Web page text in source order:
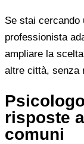
Se stai cercando
professionista
ampliare la
altre città, senza
risposte
comuni